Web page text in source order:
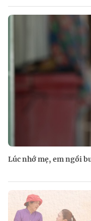
Lúc nhớ mẹ, em ngồi